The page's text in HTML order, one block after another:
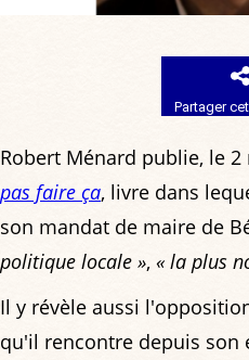
Partager
Robert Ménard publie, le 2
pas faire ça, livre dans
son mandat de maire de
politique locale », « la plus
Il y révèle aussi
qu'il rencontre depuis son